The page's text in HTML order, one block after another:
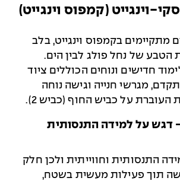
וינגייט (קמפוס וינגייט)
מתקיימים בקמפוס וינגייט, בלב
הטבע של נחל פולג לבין הים.
חדישים ונוחים הכוללים ציוד
מגרשי חנייה וגישה נוחה
העוברת על כביש החוף (כביש 2).
דגש על למידה התנסותית
התנסותית וחווייתית ולכן חלק
תוך פעילות מעשית בשטח,